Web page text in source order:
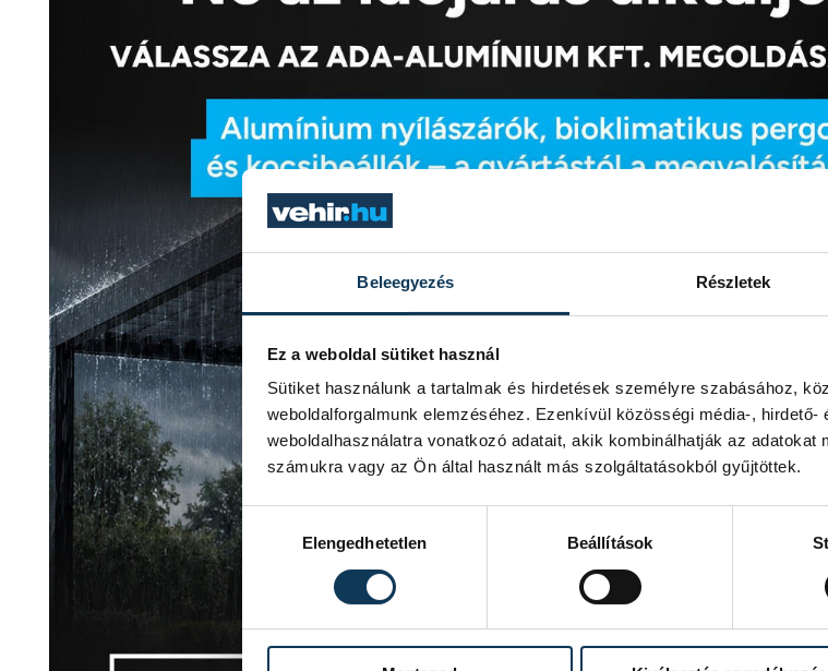
Beleegyezés Részletek
Ez a weboldal sütiket használ
Sütiket használunk a tartalmak és hirdetések személyre szabásához,
weboldalforgalmunk elemzéséhez. Ezenkívül közösségi média-,
weboldalhasználatra vonatkozó adatait, akik kombinálhatják az
számukra vagy az Ön által használt más szolgáltatásokból gyűjtöttek.
Hozzájárulás kiválasztása
Elengedhetetlen
Beállítások